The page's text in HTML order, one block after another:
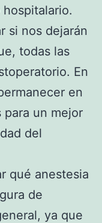
si nos dejarán
todas las
En
en
un mejor
del
qué anestesia
de
ya que